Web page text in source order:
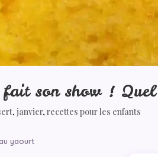
son show !
,janvier,recettes pour les enfants
yaourt